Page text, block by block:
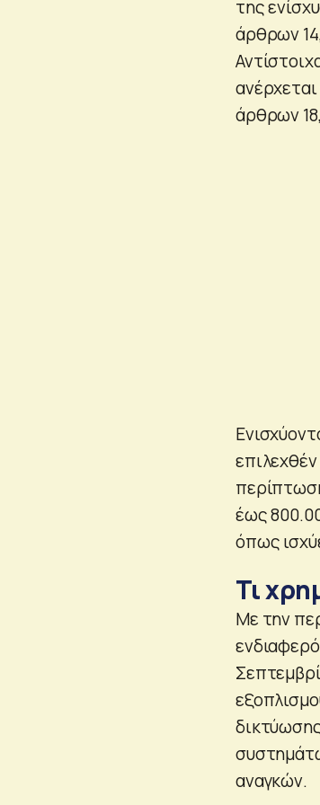
της
άρθρων
άρθρων
έως
όπως
Τι
Με την
αναγκών.